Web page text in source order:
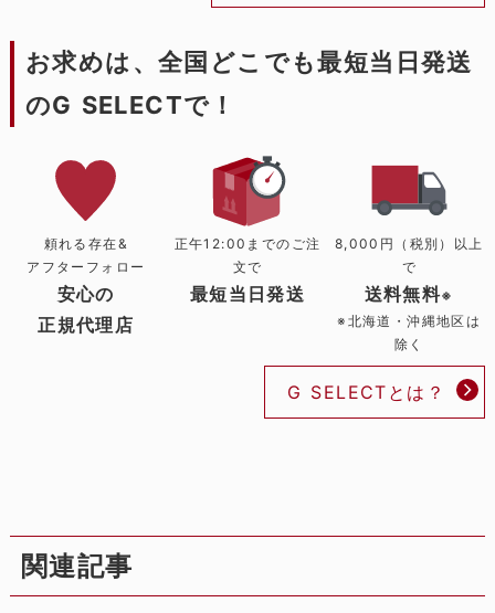
お求めは、全国どこでも最短当日発送
のG SELECTで！
頼れる存在&
アフターフォロー
安心の
正規代理店
正午12:00までのご注
文で
最短当日発送
8,000円（税別）以上
で
送料無料※
※北海道・沖縄地区は
除く
G SELECTとは？
関連記事